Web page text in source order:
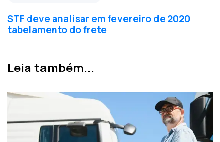
n
t
e
i
r
ó
x
i
m
n
t
i
STF deve analisar em fevereiro de 2020
tabelamento do frete
Leia também...